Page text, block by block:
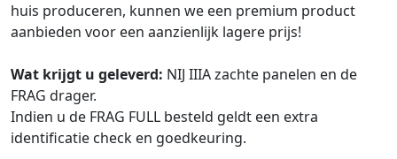
huis produceren, kunnen we een premium product
aanbieden voor een aanzienlijk lagere prijs!
Wat krijgt u geleverd: NIJ IIIA zachte panelen en de
FRAG drager.
Indien u de FRAG FULL besteld geldt een extra
identificatie check en goedkeuring.